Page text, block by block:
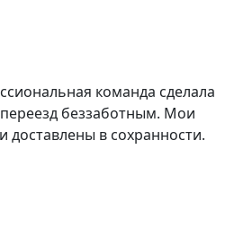
команда сделала
беззаботным. Мои
в сохранности.